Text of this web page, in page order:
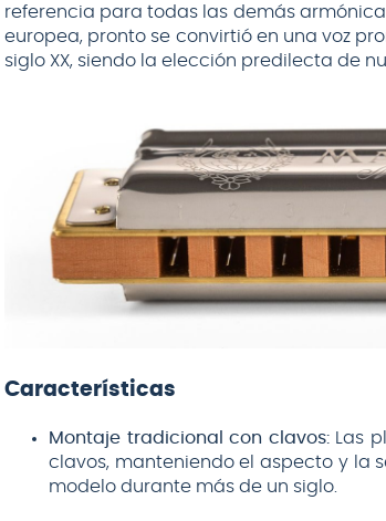
referencia para todas las demás
europea, pronto se convirtió en una voz
siglo XX, siendo la elección predilecta de
Características
Montaje tradicional con clavos:Las
clavos, manteniendo el aspecto y la
modelo durante más de un siglo.